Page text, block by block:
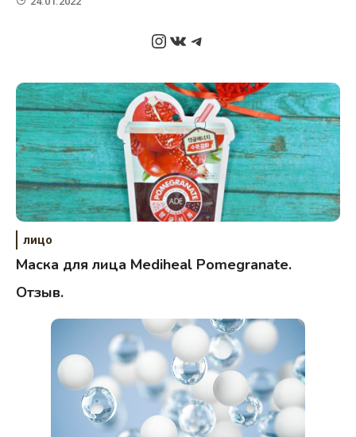
Instagram
ВКонтакте
Telegram
лицо
Маска для лица Mediheal Pomegranate.
Отзыв.